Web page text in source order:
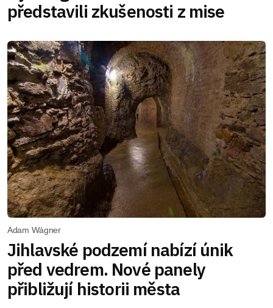
představili zkušenosti z mise
Adam Wágner
Jihlavské podzemí nabízí únik
před vedrem. Nové panely
přibližují historii města